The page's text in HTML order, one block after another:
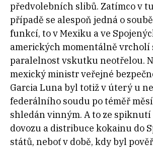
předvolebních slibů. Zatímco v
případě se alespoň jedná o
funkcí, to v Mexiku a ve
amerických momentálně vrcholí
paralelnost vskutku neotřelou.
mexický ministr veřejné
Garcia Luna byl totiž v úterý u
federálního soudu po téměř
shledán vinným. A to ze spiknutí
dovozu a distribuce kokainu do
států, neboť v době, kdy byl